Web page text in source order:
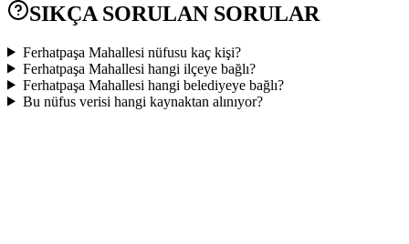
SIKÇA SORULAN SORULAR
Ferhatpaşa Mahallesi nüfusu kaç kişi?
Ferhatpaşa Mahallesi hangi ilçeye bağlı?
Ferhatpaşa Mahallesi hangi belediyeye bağlı?
Bu nüfus verisi hangi kaynaktan alınıyor?